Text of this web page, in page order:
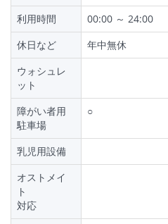
利用時間
00:00 ～ 24:00
休日など
年中無休
ウォシュレ
ット
障がい者用
駐車場
○
乳児用設備
オストメイ
ト
対応